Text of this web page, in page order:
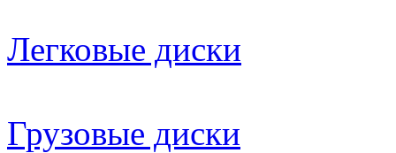
Легковые диски
Грузовые диски